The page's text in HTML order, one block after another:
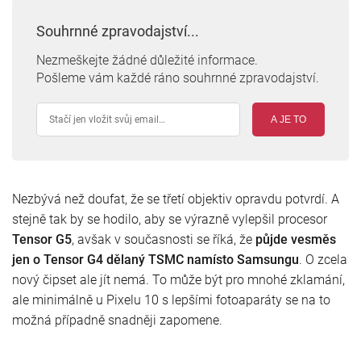
Souhrnné zpravodajství...
Nezmeškejte žádné důležité informace.
Pošleme vám každé ráno souhrnné zpravodajství.
A JE TO
Nezbývá než doufat, že se třetí objektiv opravdu potvrdí. A
stejně tak by se hodilo, aby se výrazně vylepšil procesor
Tensor G5, avšak v současnosti se říká, že půjde vesměs
jen o Tensor G4 dělaný TSMC namísto Samsungu. O zcela
nový čipset ale jít nemá. To může být pro mnohé zklamání,
ale minimálně u Pixelu 10 s lepšími fotoaparáty se na to
možná případně snadněji zapomene.